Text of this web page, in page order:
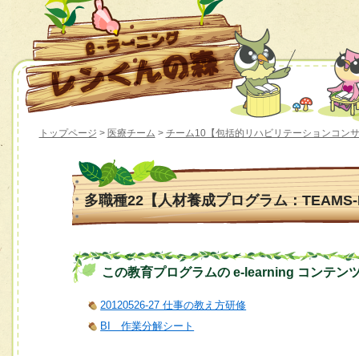
トップページ > 医療チーム > チーム10【包括的リハビリテーションコン
多職種22【人材養成プログラム：
この教育プログラムの e-learning コンテン
20120526-27 仕事の教え方研修
BI 作業分解シート